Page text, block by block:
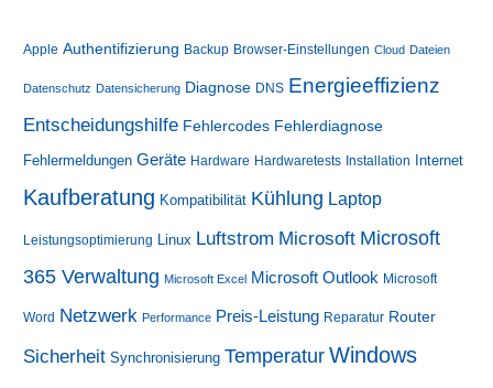
Apple Authentifizierung Backup Browser-Einstellungen Cloud Dateien
Datenschutz Datensicherung Diagnose DNS Energieeffizienz
Entscheidungshilfe Fehlercodes Fehlerdiagnose
Fehlermeldungen Geräte Hardware Hardwaretests Installation Internet
Kaufberatung Kompatibilität Kühlung Laptop
Leistungsoptimierung Linux Luftstrom Microsoft Microsoft
365 Verwaltung Microsoft Excel Microsoft Outlook Microsoft
Word Netzwerk Performance Preis-Leistung Reparatur Router
Sicherheit Synchronisierung Temperatur Windows